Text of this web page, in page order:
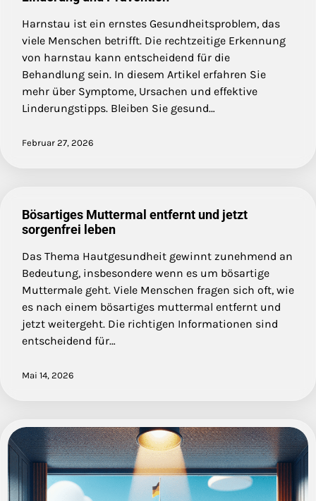
Harnstau ist ein ernstes Gesundheitsproblem, das
viele Menschen betrifft. Die rechtzeitige Erkennung
von harnstau kann entscheidend für die
Behandlung sein. In diesem Artikel erfahren Sie
mehr über Symptome, Ursachen und effektive
Linderungstipps. Bleiben Sie gesund…
Februar 27, 2026
Bösartiges Muttermal entfernt und jetzt
sorgenfrei leben
Das Thema Hautgesundheit gewinnt zunehmend an
Bedeutung, insbesondere wenn es um bösartige
Muttermale geht. Viele Menschen fragen sich oft, wie
es nach einem bösartiges muttermal entfernt und
jetzt weitergeht. Die richtigen Informationen sind
entscheidend für…
Mai 14, 2026